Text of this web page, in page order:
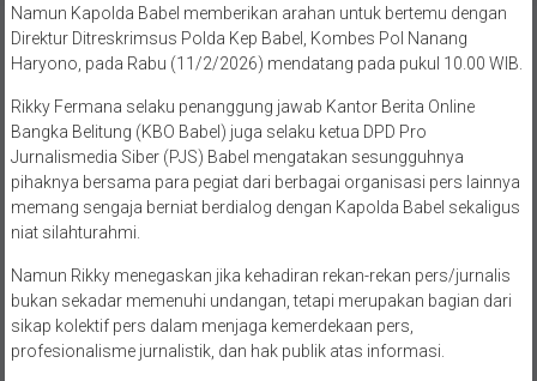
Namun Kapolda Babel memberikan arahan untuk bertemu dengan
Direktur Ditreskrimsus Polda Kep Babel, Kombes Pol Nanang
Haryono, pada Rabu (11/2/2026) mendatang pada pukul 10.00 WIB.
Rikky Fermana selaku penanggung jawab Kantor Berita Online
Bangka Belitung (KBO Babel) juga selaku ketua DPD Pro
Jurnalismedia Siber (PJS) Babel mengatakan sesungguhnya
pihaknya bersama para pegiat dari berbagai organisasi pers lainnya
memang sengaja berniat berdialog dengan Kapolda Babel sekaligus
niat silahturahmi.
Namun Rikky menegaskan jika kehadiran rekan-rekan pers/jurnalis
bukan sekadar memenuhi undangan, tetapi merupakan bagian dari
sikap kolektif pers dalam menjaga kemerdekaan pers,
profesionalisme jurnalistik, dan hak publik atas informasi.